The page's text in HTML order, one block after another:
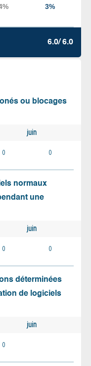
6.0/ 6.0
ou blocages
juin
0 0
normaux
une
juin
0 0
déterminées
de logiciels
juin
0